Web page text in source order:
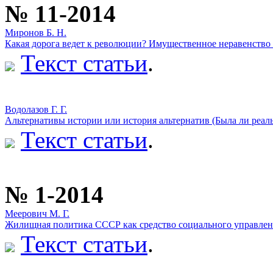
№ 11-2014
Миронов Б. Н.
Какая дорога ведет к революции? Имущественное неравенство
Текст статьи.
Водолазов Г. Г.
Альтернативы истории или история альтернатив (Была ли
Текст статьи.
№ 1-2014
Меерович М. Г.
Жилищная политика СССР как средство социального
Текст статьи.